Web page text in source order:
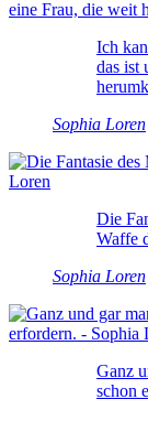
Ich
das ist
Sophia Loren
Die
Waffe
Sophia Loren
Ganz
schon